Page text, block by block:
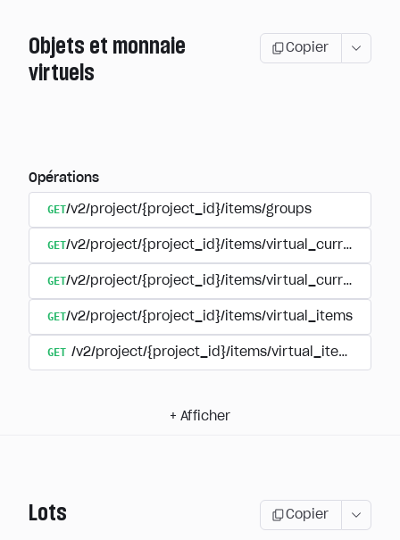
Objets et monnaie
virtuels
Copier
Opérations
GET/v2/project/{project_id}/items/groups
GET/v2/project/{project_id}/items/virtual_currency
GET/v2/project/{project_id}/items/virtual_currency/
GET/v2/project/{project_id}/items/virtual_items
GET /v2/project/{project_id}/items/virtual_items/
+ Afficher
Lots Copier